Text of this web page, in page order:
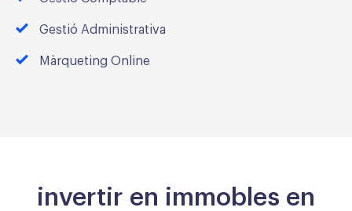
Gestió Administrativa
Màrqueting Online
invertir en immobles en